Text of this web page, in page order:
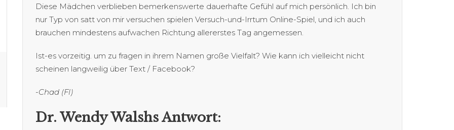
Diese Mädchen verblieben bemerkenswerte dauerhafte Gefühl auf mich persönlich. Ich bin
nur Typ von satt von mir versuchen spielen Versuch-und-Irrtum Online-Spiel, und ich auch
brauchen mindestens aufwachen Richtung allererstes Tag angemessen.
Ist-es vorzeitig. um zu fragen in ihrem Namen große Vielfalt? Wie kann ich vielleicht nicht
scheinen langweilig über Text / Facebook?
-Chad (Fl)
Dr. Wendy Walshs Antwort: